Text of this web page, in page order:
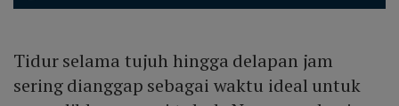
Tidur selama tujuh hingga delapan jam
sering dianggap sebagai waktu ideal untuk